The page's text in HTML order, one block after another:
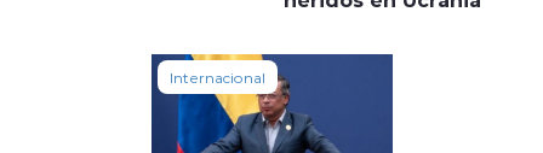
Internacional